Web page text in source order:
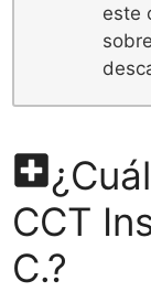
este
CCT
C.?